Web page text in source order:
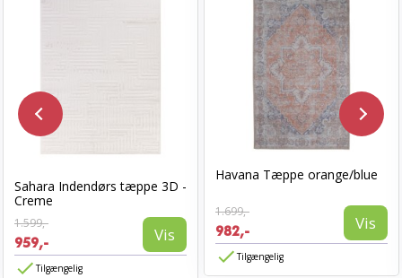
Sahara Indendørs tæppe 3D -
Creme
1.599,-
959,- Vis
Tilgængelig
Havana Tæppe orange/blue
1.699,-
982,- Vis
Tilgængelig